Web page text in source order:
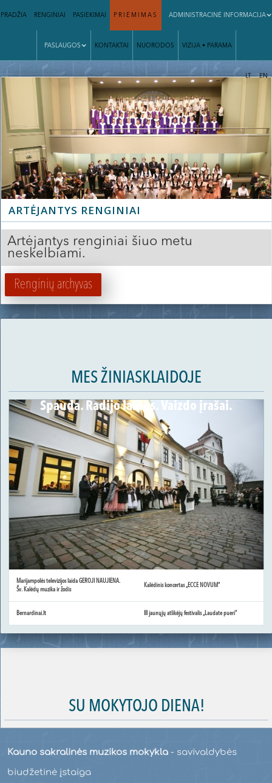
PRADŽIA RENGINIAI PASIEKIMAI PRIĖMIMAS ADMINISTRACINĖ INFORMACIJA
PASLAUGOS KONTAKTAI NUORODOS VIZIJA • PARAMA
| LT EN
Slide 2 of 3.
ARTĖJANTYS RENGINIAI
Artėjantys renginiai šiuo metu
neskelbiami.
Renginių archyvas
MES ŽINIASKLAIDOJE
Spauda. Radijo laidos. Vaizdo įrašai.
Marijampolės televizijos laida GEROJI NAUJIENA.
Šv. Kalėdų muzika ir žodis
Kalėdinis koncertas „ECCE NOVUM“
Bernardinai.lt III jaunųjų atlikėjų festivalis „Laudate pueri“
SU MOKYTOJO DIENA!
Kauno sakralinės muzikos mokykla - savivaldybės
biudžetinė įstaiga